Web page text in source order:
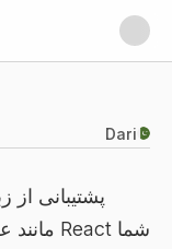
Dari